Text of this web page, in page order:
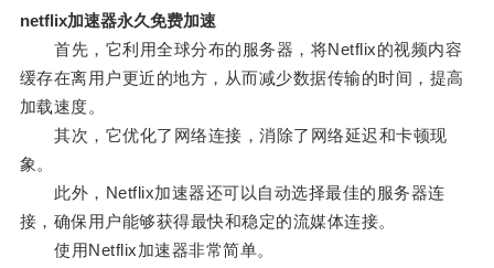
netflix加速器永久免费加速
首先，它利用全球分布的服务器，将Netflix的视频内容
缓存在离用户更近的地方，从而减少数据传输的时间，提高
加载速度。
其次，它优化了网络连接，消除了网络延迟和卡顿现
象。
此外，Netflix加速器还可以自动选择最佳的服务器连
接，确保用户能够获得最快和稳定的流媒体连接。
使用Netflix加速器非常简单。